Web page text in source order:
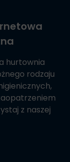
hurtownia
rodzaju
z naszej